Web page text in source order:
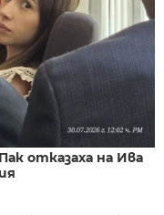
отказаха на Ива